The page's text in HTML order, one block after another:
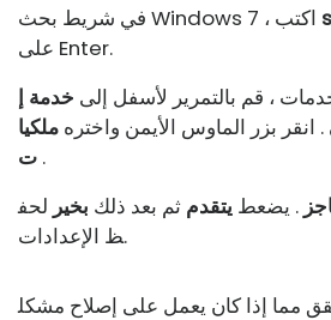
على Enter.
، قم بالتمرير لأسفل إلى خدمة إ
. انقر بزر الماوس الأيمن واختره ملكيا
ت .
. يضعط يتقدم ثم بعد ذلك بخير لحف
ظ الإعدادات.
مما إذا كان يعمل على إصلاح مشكل